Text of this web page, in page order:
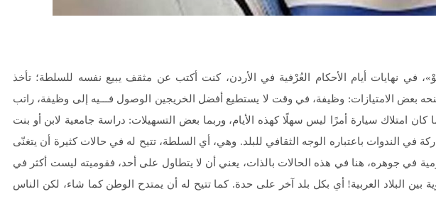
العام 1988 روايتي «عَوْ»، في نهايات أيام الأحكام العُرْفية في الأردن، كنت أكتب عن مثقف يبيع نفسه للسلطة؛ تأخذ
بعض الامتيازات: وظيفة، في وقت لا يستطيع أفضل الخريجين الوصول فـــيه إلى وظيفة، راتب
كان امتلاك سيارة أمرًا ليس سهلًا كهذه الأيام، وربما بعض التسهيلات: دراسة جامعية لابن أو بنت
في الندوات باعتباره الوجه الثقافي للبلد. وهي، أي السلطة، تتيح له في حالات كثيرة أن يتغنّى
في جوهره، هنا في هذه الحالات بالذات، يعني أن لا يتطاول على أحد، فقوميته ليست أكثر في
بين البلاد العربية! أي بكل بلد آخر على حدة. كما تتيح له أن يمتدح الوطن كما شاء، لكن الناس
انجازات نتنياهو !